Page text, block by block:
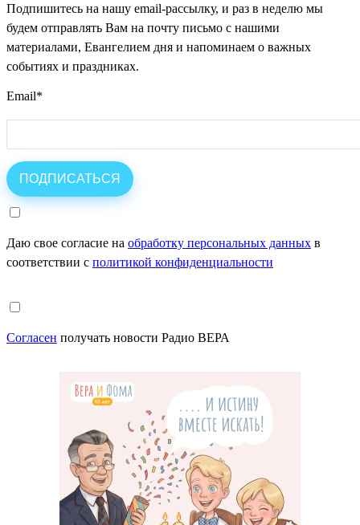
Подпишитесь на нашу email-рассылку, и раз в неделю мы
будем отправлять Вам на почту письмо с нашими
материалами, Евангелием дня и напоминаем о важных
событиях и праздниках.
Email*
Даю свое согласие на обработку персональных данных в
соответствии с политикой конфиденциальности
Согласен получать новости Радио ВЕРА